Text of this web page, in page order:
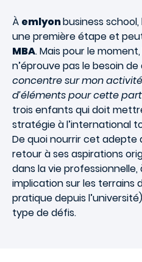
À emlyonbusiness school,
une première étape et
MBA. Mais pour le
n’éprouve pas le besoin
concentre sur mon
d’éléments pour cette
trois enfants qui doit
stratégie à l’international
De quoi nourrir cet adepte
retour à ses aspirations
dans la vie professionnelle,
implication sur les terrains
pratique depuis
type de défis.